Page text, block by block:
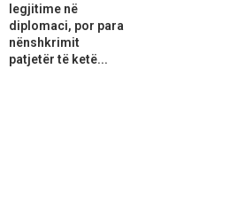
legjitime në
diplomaci, por para
nënshkrimit
patjetër të ketë...